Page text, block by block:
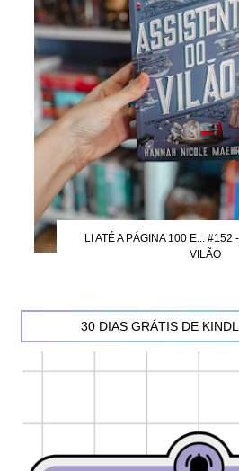
LI ATÉ A PÁGINA 100 E... #152
VILÃO
30 DIAS GRÁTIS DE